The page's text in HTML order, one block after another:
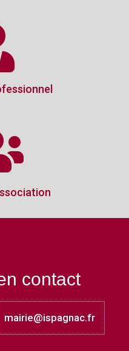
contact
mairie@ispagnac.fr